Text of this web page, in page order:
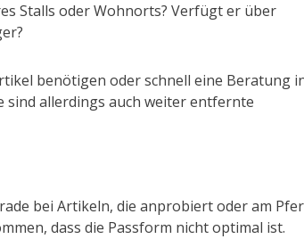
Stalls oder Wohnorts? Verfügt er über
benötigen oder schnell eine Beratung
allerdings auch weiter entfernte
bei Artikeln, die anprobiert oder am
dass die Passform nicht optimal ist.